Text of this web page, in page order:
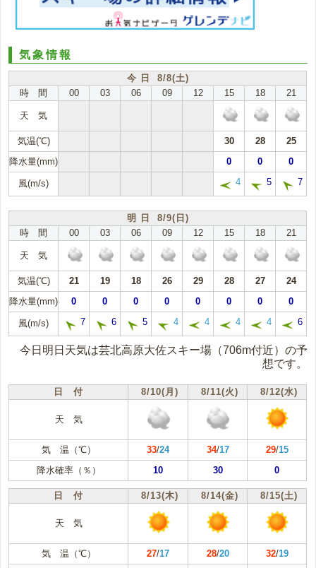
気象情報
今 日 8/8(土)
時 間
00 03 06 09 12 15 18 21
天 気
気温(℃) 30 28
25
降水量(mm)
0 0 0
風(m/s) 4 5 7
明 日 8/9(日)
時 間
00 03 06 09 12 15 18 21
天 気
気温(℃) 21 19 18 26 29 28 27
24
降水量(mm)
0 0 0 0 0 0 0 0
風(m/s) 7 6 5 4 4 4 4 6
今日明日天気は芸北高原大佐スキー場（706m付近）の予
想です。
日 付 8/10(月) 8/11(火) 8/12(水)
天 気
気 温（℃） 33/24 34/17 29/15
降水確率（％）
10 30 0
日 付 8/13(木) 8/14(金) 8/15(土)
天 気
気 温（℃） 27/17 28/20 32/19